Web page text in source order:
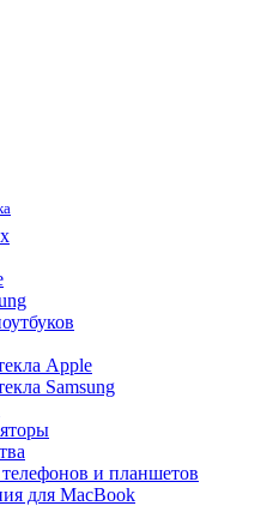
Apple
Samsung
и планшетов
для MacBook